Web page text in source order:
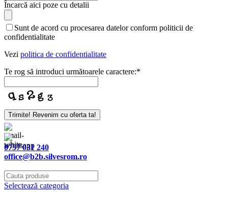
Încarcă aici poze cu detalii
Sunt de acord cu procesarea datelor conform politicii de
confidentialitate
Vezi politica de confidentialitate
Te rog să introduci următoarele caractere:*
Phone
Number*
Trimite! Revenim cu oferta ta!
0757 031 240
office@b2b.silvesrom.ro
Selectează categoria